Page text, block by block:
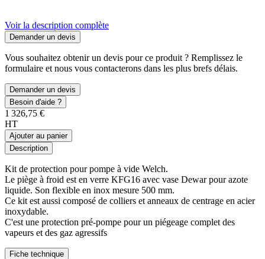
Voir la description complète
Demander un devis
Vous souhaitez obtenir un devis pour ce produit ? Remplissez le
formulaire et nous vous contacterons dans les plus brefs délais.
Demander un devis
Besoin d'aide ?
1 326,75 €
HT
Ajouter au panier
Description
Kit de protection pour pompe à vide Welch.
Le piège à froid est en verre KFG16 avec vase Dewar pour azote
liquide. Son flexible en inox mesure 500 mm.
Ce kit est aussi composé de colliers et anneaux de centrage en acier
inoxydable.
C'est une protection pré-pompe pour un piégeage complet des
vapeurs et des gaz agressifs
Fiche technique